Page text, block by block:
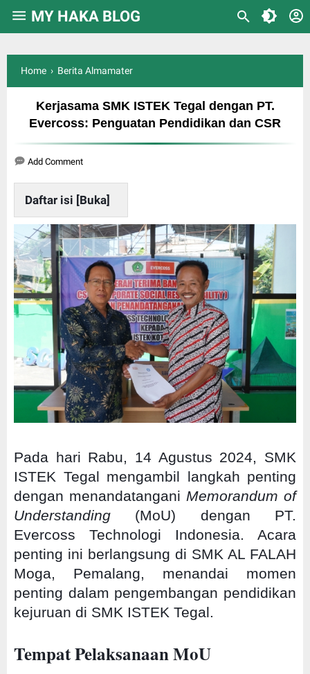
MY HAKA BLOG
Home › Berita Almamater
Kerjasama SMK ISTEK Tegal dengan PT.
Evercoss: Penguatan Pendidikan dan CSR
Add Comment
Daftar isi [Buka]
Pada hari Rabu, 14 Agustus 2024, SMK
ISTEK Tegal mengambil langkah penting
dengan menandatangani Memorandum of
Understanding (MoU) dengan PT.
Evercoss Technologi Indonesia. Acara
penting ini berlangsung di SMK AL FALAH
Moga, Pemalang, menandai momen
penting dalam pengembangan pendidikan
kejuruan di SMK ISTEK Tegal.
Tempat Pelaksanaan MoU